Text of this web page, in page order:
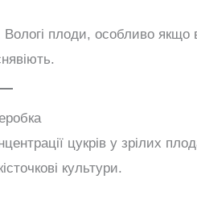
плоди, особливо якщо
цукрів у зрілих
культури.